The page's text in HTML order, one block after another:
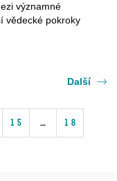
významné
vědecké pokroky
15 … 18
Další